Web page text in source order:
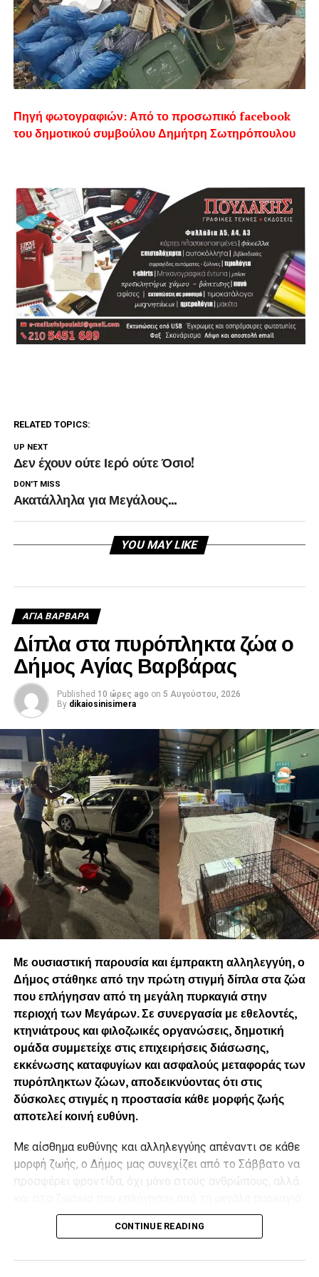
Πηγή φωτογραφιών: Από το προσωπικό facebook
του δημοτικού συμβούλου Δημήτρη Σωτηρόπουλου
RELATED TOPICS:
UP NEXT
Δεν έχουν ούτε Ιερό ούτε Όσιο!
DON'T MISS
Ακατάλληλα για Μεγάλους…
YOU MAY LIKE
ΑΓΙΑ ΒΑΡΒΑΡΑ
Δίπλα στα πυρόπληκτα ζώα ο
Δήμος Αγίας Βαρβάρας
Published 10 ώρες ago on 5 Αυγούστου, 2026
By dikaiosinisimera
Με ουσιαστική παρουσία και έμπρακτη αλληλεγγύη, ο
Δήμος στάθηκε από την πρώτη στιγμή δίπλα στα ζώα
που επλήγησαν από τη μεγάλη πυρκαγιά στην
περιοχή των Μεγάρων. Σε συνεργασία με εθελοντές,
κτηνιάτρους και φιλοζωικές οργανώσεις, δημοτική
ομάδα συμμετείχε στις επιχειρήσεις διάσωσης,
εκκένωσης καταφυγίων και ασφαλούς μεταφοράς των
πυρόπληκτων ζώων, αποδεικνύοντας ότι στις
δύσκολες στιγμές η προστασία κάθε μορφής ζωής
αποτελεί κοινή ευθύνη.
Με αίσθημα ευθύνης και αλληλεγγύης απέναντι σε κάθε
μορφή ζωής, ο Δήμος μας συνεχίζει από το Σάββατο να
προσφέρει φροντίδα, όχι μόνο στους ανθρώπους, αλλά
στην περιοχή των Μεγάρων Αττικής, σε συνεργασία με
τους εθελοντές, τους κτηνιάτρους και τις φιλοζωικές
CONTINUE READING